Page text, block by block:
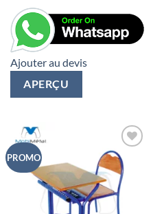
Ajouter au devis
APERÇU
PROMO